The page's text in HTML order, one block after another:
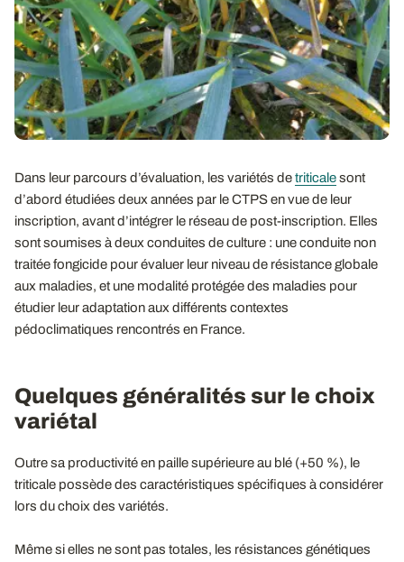
Dans leur parcours d’évaluation, les variétés detriticalesont
d’abord étudiées deux années par le CTPS en vue de leur
inscription, avant d’intégrer le réseau de post-inscription. Elles
sont soumises à deux conduites de culture : une conduite non
traitée fongicide pour évaluer leur niveau de résistance globale
aux maladies, et une modalité protégée des maladies pour
étudier leur adaptation aux différents contextes
pédoclimatiques rencontrés en France.
Quelques généralités sur le choix
variétal
Outre sa productivité en paille supérieure au blé (+50 %), le
triticale possède des caractéristiques spécifiques à considérer
lors du choix des variétés.
Même si elles ne sont pas totales, les résistances génétiques